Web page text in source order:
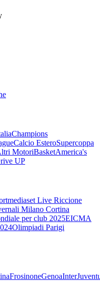
Champions
Calcio EsteroSupercoppa
MotoriBasketAmerica's
UP
Live Riccione
Milano Cortina
per club 2025EICMA
Olimpiadi Parigi
FrosinoneGenoaInter